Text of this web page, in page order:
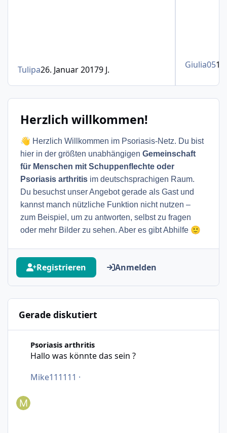
Tulipa26. Januar 20179 J. Giulia051.
Herzlich willkommen!
👋 Herzlich Willkommen im Psoriasis-Netz. Du bist
hier in der größten unabhängigen Gemeinschaft
für Menschen mit Schuppenflechte oder
Psoriasis arthritis im deutschsprachigen Raum.
Du besuchst unser Angebot gerade als Gast und
kannst manch nützliche Funktion nicht nutzen –
zum Beispiel, um zu antworten, selbst zu fragen
oder mehr Bilder zu sehen. Aber es gibt Abhilfe 🙂
Registrieren Anmelden
Gerade diskutiert
Psoriasis arthritis
Hallo was könnte das sein ?
Mike111111 ·